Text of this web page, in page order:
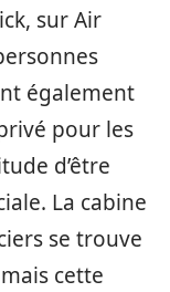
sur Air
également
pour les
d’être
La cabine
se trouve
cette